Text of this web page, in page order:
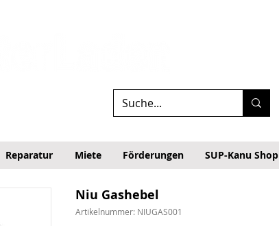
Reparatur Miete Förderungen SUP-Kanu Shop
Niu Gashebel
Artikelnummer: NIUGAS001